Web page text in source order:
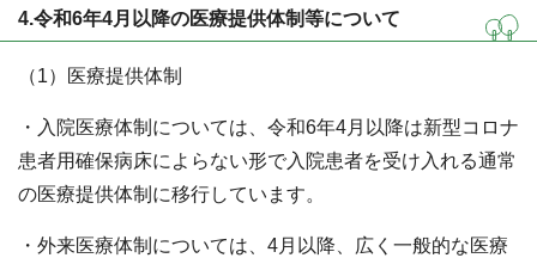
4.令和6年4月以降の医療提供体制等について
（1）医療提供体制
・入院医療体制については、令和6年4月以降は新型コロナ
患者用確保病床によらない形で入院患者を受け入れる通常
の医療提供体制に移行しています。
・外来医療体制については、4月以降、広く一般的な医療